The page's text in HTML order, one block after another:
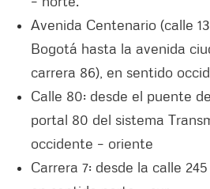
Avenida Centenario (calle
Bogotá hasta la avenida
carrera 86), en sentido
Calle 80: desde el puente
portal 80 del sistema
occidente – oriente
Carrera 7: desde la calle